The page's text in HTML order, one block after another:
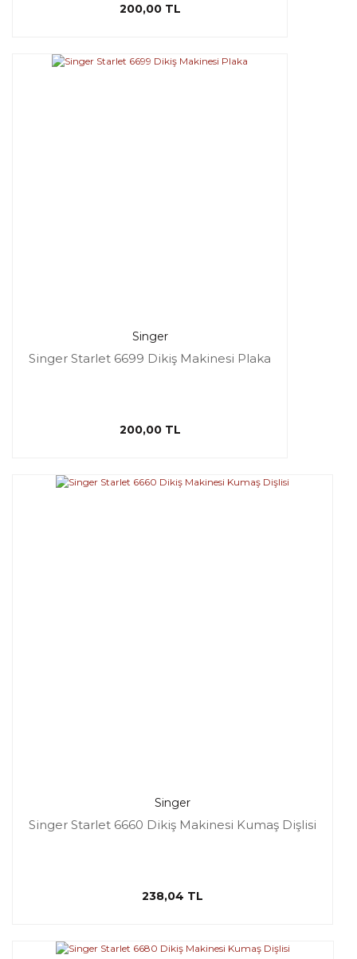
200,00 TL
Singer
Singer Starlet 6699 Dikiş Makinesi Plaka
200,00 TL
Singer
Singer Starlet 6660 Dikiş Makinesi Kumaş Dişlisi
238,04 TL